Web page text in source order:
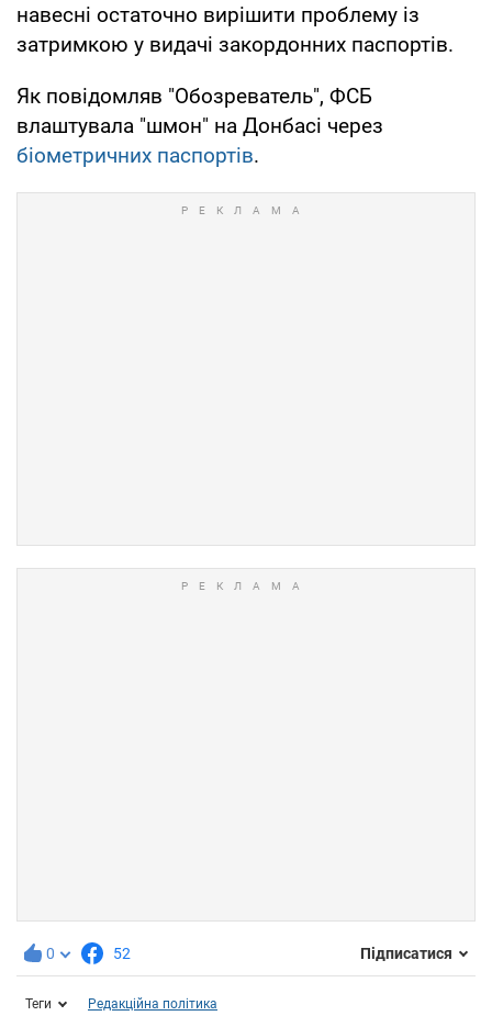
навесні остаточно вирішити проблему із
затримкою у видачі закордонних паспортів.
Як повідомляв "Обозреватель", ФСБ
влаштувала "шмон" на Донбасі через
біометричних паспортів.
0 52 Підписатися
Теги Редакційна політика